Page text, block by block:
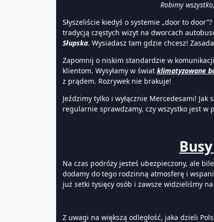
Robimy
Słyszeliście kiedyś o systemie „door to
tradycją częstych wizyt na dworcach
Słupska. Wysiadasz tam gdzie chcesz!
Zapomnij o niskim standardzie w
klientom. Wysyłamy w świat klimatyzowane
z prądem. Rozrywek nie brakuje!
Jeździmy tylko i wyłącznie Mercedesami!
regularnie sprawdzamy, czy wszystko jest w
Na czas podróży jesteś ubezpieczony, ale
dodamy do tego rodzinną atmosferę i
już setki tysięcy osób i zawsze widzieliśmy
Z uwagi na większą odległość, jaka dzieli